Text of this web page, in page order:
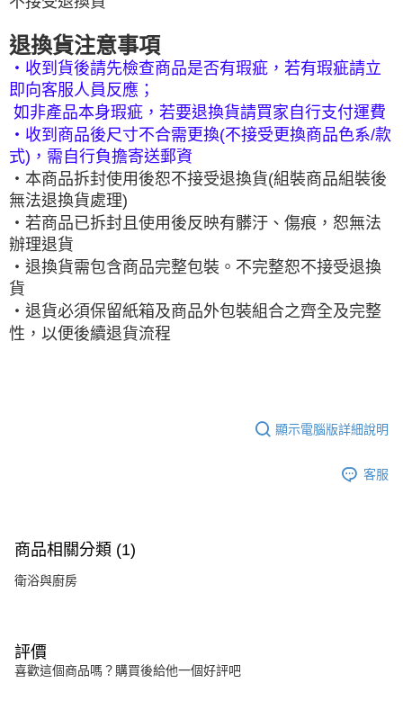
退換貨注意事項
‧收到貨後請先檢查商品是否有瑕疵，若有瑕疵請立
即向客服人員反應；
如非產品本身瑕疵，若要退換貨請買家自行支付運費
‧收到商品後尺寸不合需更換(不接受更換商品色系/款
式)，需自行負擔寄送郵資
‧本商品拆封使用後恕不接受退換貨(組裝商品組裝後
無法退換貨處理)
‧若商品已拆封且使用後反映有髒汙、傷痕，恕無法
辦理退貨
‧退換貨需包含商品完整包裝。不完整恕不接受退換
貨
‧退貨必須保留紙箱及商品外包裝組合之齊全及完整
性，以便後續退貨流程
顯示電腦版詳細說明
客服
商品相關分類 (1)
衛浴與廚房
評價
喜歡這個商品嗎？購買後給他一個好評吧